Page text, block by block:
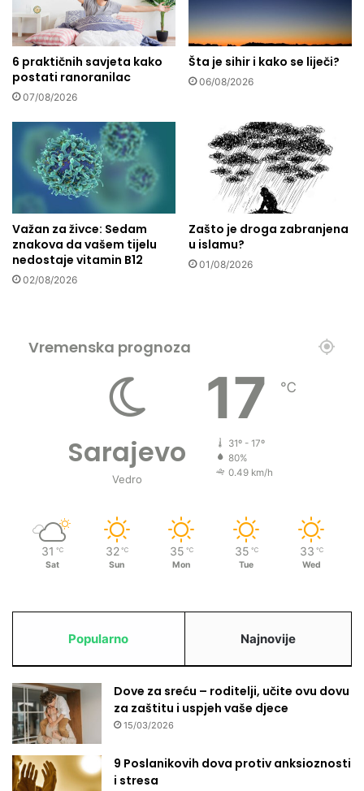
i
s
i
k
m
o
s
e
o
s
g
r
i
p
6 praktičnih savjeta kako
postati ranoranilac
07/08/2026
Šta je sihir i kako se liječi?
06/08/2026
Važan za živce: Sedam
znakova da vašem tijelu
nedostaje vitamin B12
02/08/2026
Zašto je droga zabranjena
u islamu?
01/08/2026
Vremenska prognoza
Sarajevo
Vedro
17 ℃
31º - 17º
80%
0.49 km/h
31 ℃
Sat
32 ℃
Sun
35 ℃
Mon
35 ℃
Tue
33 ℃
Wed
Popularno Najnovije
Dove za sreću – roditelji, učite ovu dovu
za zaštitu i uspjeh vaše djece
15/03/2026
9 Poslanikovih dova protiv anksioznosti
i stresa